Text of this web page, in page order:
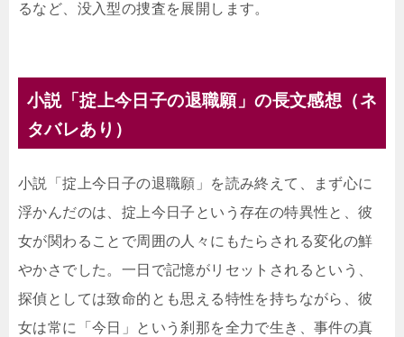
るなど、没入型の捜査を展開します。
小説「掟上今日子の退職願」の長文感想（ネ
タバレあり）
小説「掟上今日子の退職願」を読み終えて、まず心に
浮かんだのは、掟上今日子という存在の特異性と、彼
女が関わることで周囲の人々にもたらされる変化の鮮
やかさでした。一日で記憶がリセットされるという、
探偵としては致命的とも思える特性を持ちながら、彼
女は常に「今日」という刹那を全力で生き、事件の真